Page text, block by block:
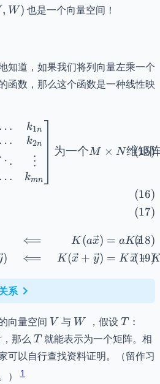
, W) 也是一个向量空间！
知道，如果我们将列向量左乘一个
函数，那么这个函数是一种线性映
\begin{align} &若 K =
…
…
⋱
…
k1n
k2n
⋮
kmn
为一个M × N维矩
\begin{align}
)
⟸
⟸
K (ax)
K(x + y)
= aKx
= Kx +
系
向量空间 V
V 与 W
W ，假设 T:
V
\to
W
T :
那么 T
T 就能表示为一个矩阵。相
可以自行查找资料证明。（留作习
）
1